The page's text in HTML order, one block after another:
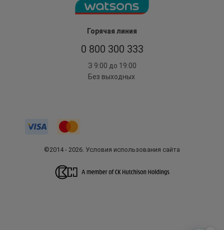
Горячая линия
0 800 300 333
З 9:00 до 19:00
Без выходных
©2014 - 2026. Условия использования сайта